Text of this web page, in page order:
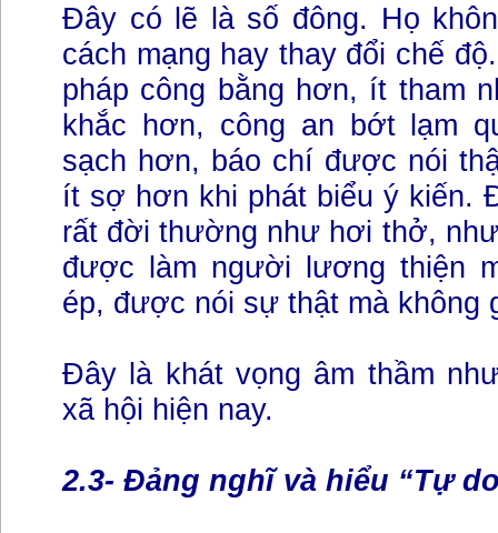
Đây có lẽ là số đông. Họ
cách mạng hay thay đổi chế
pháp công bằng hơn, ít tham
khắc hơn, công an bớt lạm
sạch hơn, báo chí được nói
ít sợ hơn khi phát biểu ý kiến.
rất đời thường như hơi thở,
được làm người lương thiện
ép, được nói sự thật mà không
Đây là khát vọng âm thầm
xã hội hiện nay.
2.3- Đảng nghĩ và hiểu “Tự